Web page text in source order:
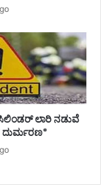
ಲಾರಿ ನಡುವೆ
ದುರ್ಮರಣ*